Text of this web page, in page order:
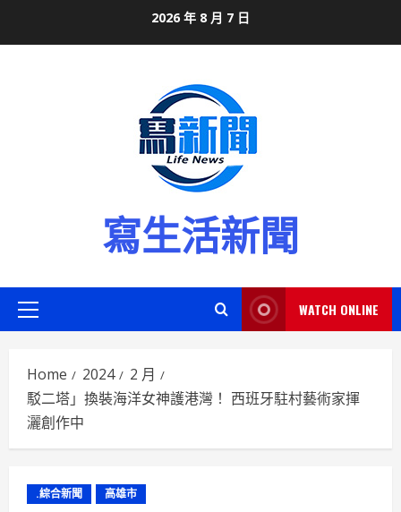
2026 年 8 月 7 日
寫生活新聞
Primary
WATCH ONLINE
Home 2024
2 月
駁二塔」換裝海洋女神護港灣！ 西班牙駐村藝術家揮
灑創作中
.綜合新聞 高雄市